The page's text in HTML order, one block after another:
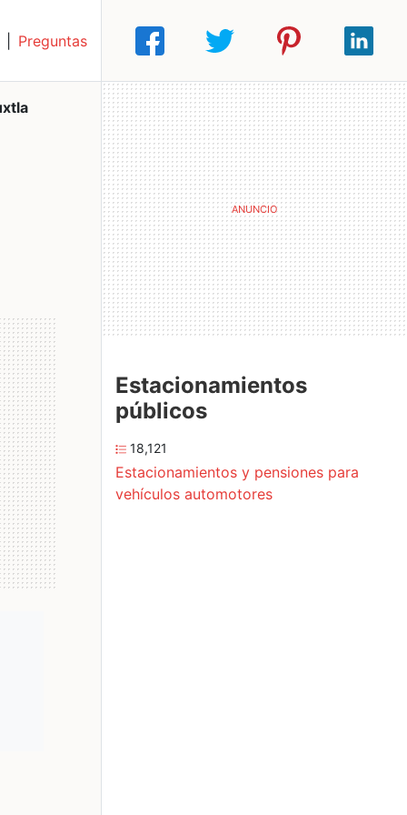
Preguntas
Estacionamientos
públicos
18,121
Estacionamientos y pensiones para
vehículos automotores